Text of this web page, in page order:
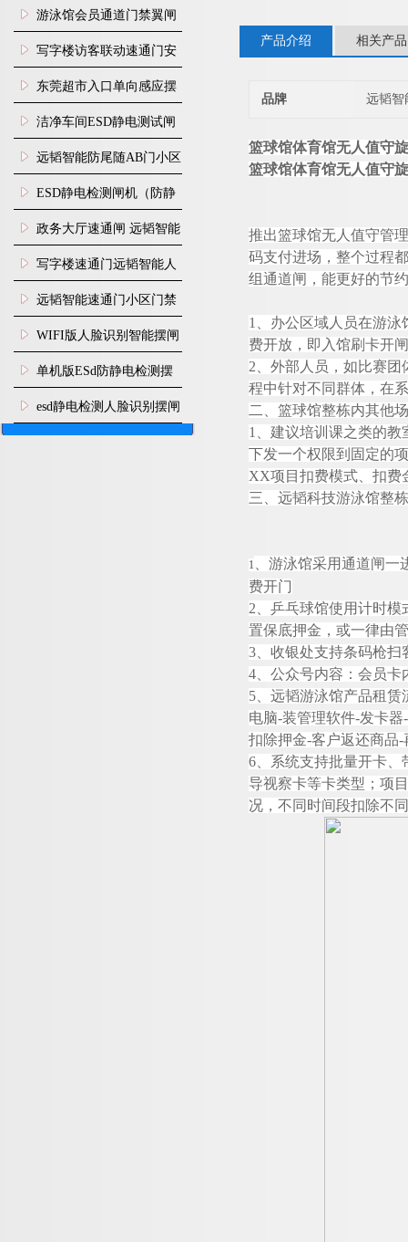
闸机
游泳馆会员通道门禁翼闸
写字楼访客联动速通门安
装
东莞超市入口单向感应摆
闸安装
洁净车间ESD静电测试闸
机
远韬智能防尾随AB门小区
门禁闸机安装
​ESD静电检测闸机（防静
电门禁通道系统）
政务大厅速通闸 远韬智能
防尾随静音速通门
写字楼速通门远韬智能人
脸识别快速通道闸
远韬智能速通门小区门禁
闸机食堂消费摆闸
WIFI版人脸识别智能摆闸
机
单机版ESd防静电检测摆
闸机
esd静电检测人脸识别摆闸
安装
产品介绍 相关产品
品牌 远韬智
篮球馆体育馆无人值守
篮球馆体育馆无人值守
推出篮球馆无人值守管
码支付进场，整个过程
组通道闸，能更好的节
1
、办公区域人员在游
费开放，即入馆刷卡开
2 、外部人员，如比赛
程中针对不同群体，在
二、篮球馆整栋内其他
1
、建议培训课之类的
下发一个权限到固定的
XX项目扣费模式、扣费
三、 远韬科技游泳馆整
1
、游泳馆采用通道闸
费开门
2 、乒乓球馆使用计时
置保底押金，或一律由
3 、收银处支持条码枪
4 、公众号内容：会员
5
远韬游泳馆产品租赁
电脑-装管理软件-发卡器-
扣除押金-客户返还商品-
6 、系统支持批量开卡
导视察卡等卡类型；项
况，不同时间段扣除不